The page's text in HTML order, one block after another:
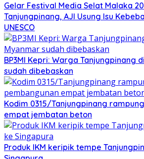
Gelar Festival Media Selat Malaka
Tanjungpinang, AJI Usung Isu
UNESCO
BP3MI Kepri: Warga Tanjungpinang
sudah dibebaskan
Kodim 0315/Tanjungpinang
empat jembatan beton
Produk IKM keripik tempe